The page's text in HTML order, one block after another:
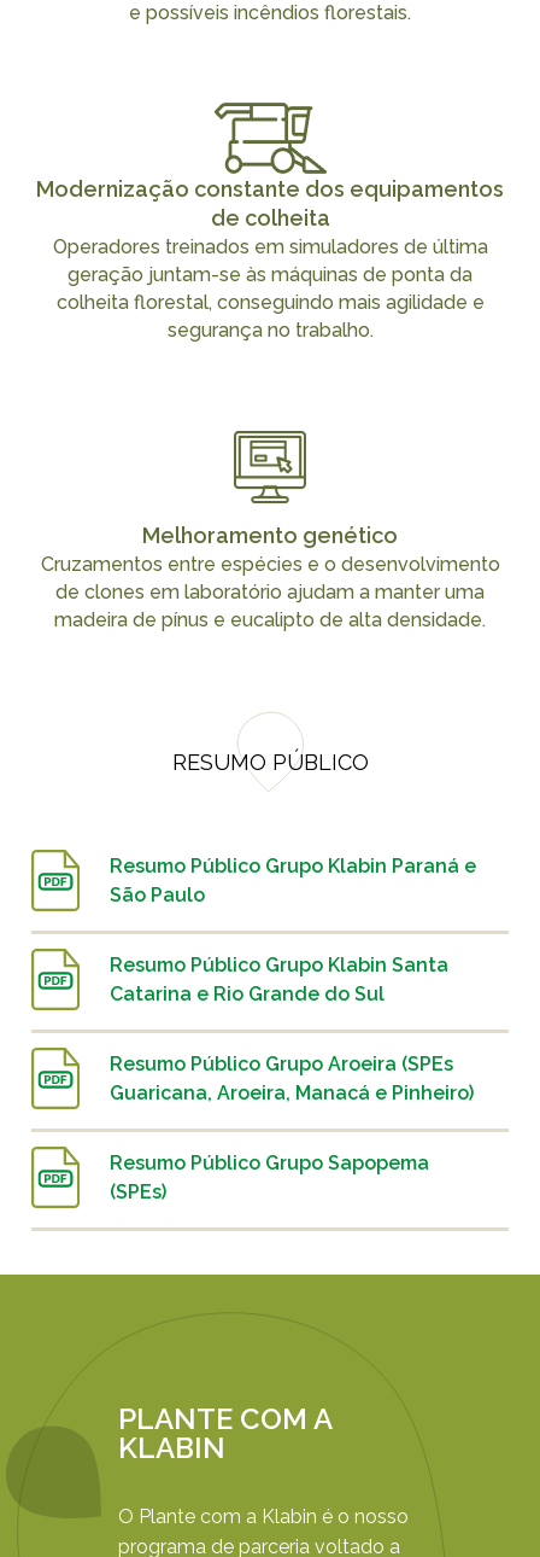
e possíveis incêndios florestais.
Modernização constante dos equipamentos
de colheita
Operadores treinados em simuladores de última
geração juntam-se às máquinas de ponta da
colheita florestal, conseguindo mais agilidade e
segurança no trabalho.
Melhoramento genético
Cruzamentos entre espécies e o desenvolvimento
de clones em laboratório ajudam a manter uma
madeira de pínus e eucalipto de alta densidade.
RESUMO PÚBLICO
Resumo Público Grupo Klabin Paraná e
São Paulo
Resumo Público Grupo Klabin Santa
Catarina e Rio Grande do Sul
Resumo Público Grupo Aroeira (SPEs
Guaricana, Aroeira, Manacá e Pinheiro)
Resumo Público Grupo Sapopema
(SPEs)
PLANTE COM A
KLABIN
O Plante com a Klabin é o nosso
programa de parceria voltado a